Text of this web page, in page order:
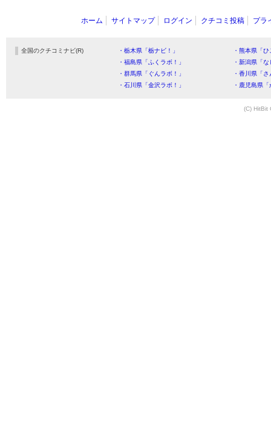
ホーム サイトマップ ログイン クチコミ投稿 プラ
全国のクチコミナビ(R) ・栃木県「栃ナビ！」
・熊本県「
・福島県「ふくラボ！」
・新潟県「
・群馬県「ぐんラボ！」
・香川県「
・石川県「金沢ラボ！」
・鹿児島県
(C) HitBit